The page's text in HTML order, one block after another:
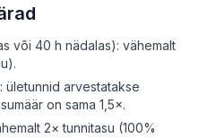
või 40 h nädalas): vähemalt
ületunnid arvestatakse
on sama 1,5×.
2× tunnitasu (100%